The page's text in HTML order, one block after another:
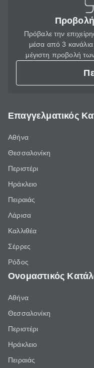
Πρόβαλε την
μέσα από 3 κανάλια
μέγιστη προβολή
Επαγγελματικός
Αθήνα
Θεσσαλονίκη
Περιστέρι
Ηράκλειο
Πειραιάς
Λάρισα
Καλλιθέα
Σέρρες
Ρόδος
Ονομαστικός
Αθήνα
Θεσσαλονίκη
Περιστέρι
Ηράκλειο
Πειραιάς